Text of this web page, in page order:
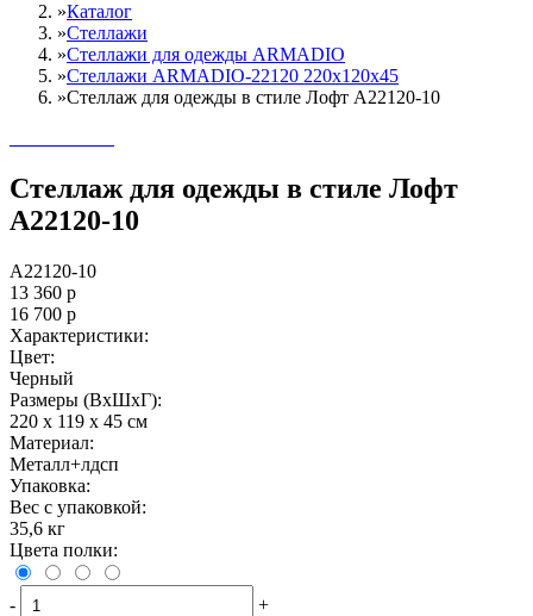
»Каталог
»Стеллажи
»Cтеллажи для одежды ARMADIO
»Стеллажи ARMADIO-22120 220х120х45
»Стеллаж для одежды в стиле Лофт A22120-10
Стеллаж для одежды в стиле Лофт
A22120-10
A22120-10
13 360 р
16 700 р
Характеристики:
Цвет:
Черный
Размеры (ВxШxГ):
220 x 119 x 45 см
Материал:
Металл+лдсп
Упаковка:
Вес с упаковкой:
35,6 кг
Цвета полки:
- +